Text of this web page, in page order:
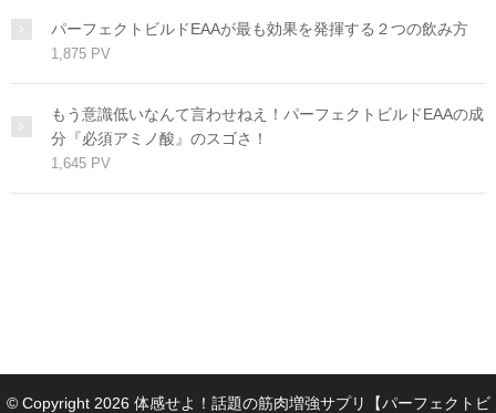
パーフェクトビルドEAAが最も効果を発揮する２つの飲み方
1,875 PV
もう意識低いなんて言わせねえ！パーフェクトビルドEAAの成
分『必須アミノ酸』のスゴさ！
1,645 PV
© Copyright 2026 体感せよ！話題の筋肉増強サプリ【パーフェクトビ